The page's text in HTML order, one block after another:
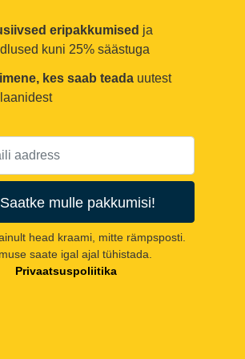
eripakkumised ja
kuni 25% säästuga
kes saab teada uutest
Saatke mulle pakkumisi!
head kraami, mitte rämpsposti.
saate igal ajal tühistada.
Privaatsuspoliitika